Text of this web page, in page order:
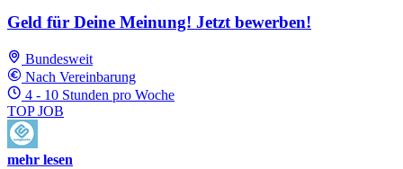
Geld für Deine Meinung! Jetzt bewerben!
Bundesweit
Nach Vereinbarung
4 - 10 Stunden pro Woche
TOP JOB
mehr lesen